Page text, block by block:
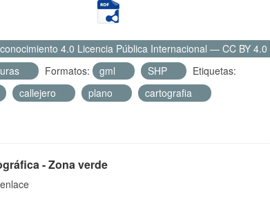
4.0 Licencia Pública Internacional — CC BY 4.0
Formatos: gml SHP
Etiquetas:
callejero plano
cartografia
- Zona verde